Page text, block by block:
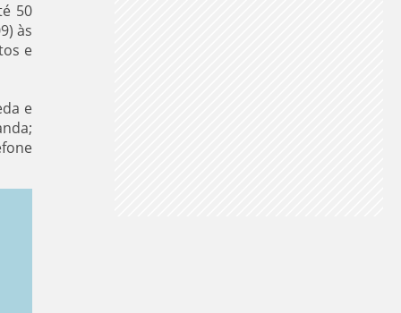
50
às
e
e